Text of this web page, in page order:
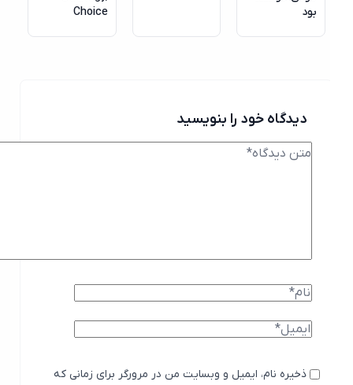
Choice
دیدگاه خود را بنویسید
ذخیره نام، ایمیل و وبسایت من در مرورگر برای زمانی که